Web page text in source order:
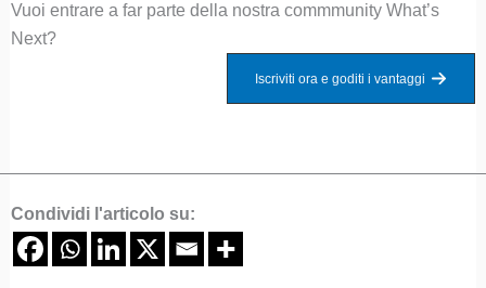
Vuoi entrare a far parte della nostra commmunity What’s
Next?
Iscriviti ora e goditi i vantaggi
Condividi l'articolo su: